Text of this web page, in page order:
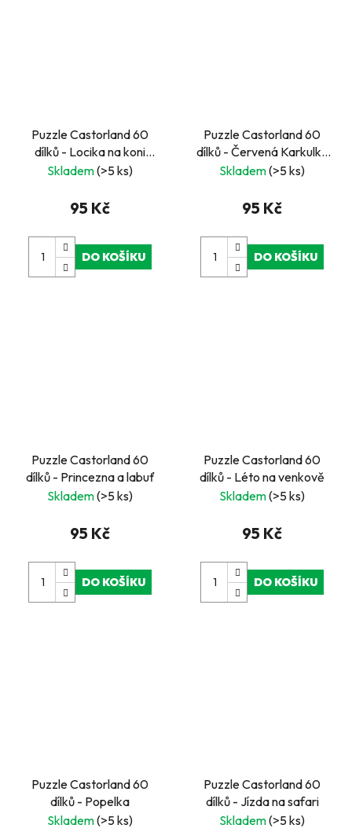
Puzzle Castorland 60
dílků - Locika na koni
(Rapunzel)
Skladem(>5 ks)
95 Kč
DO KOŠÍKU
Puzzle Castorland 60
dílků - Červená Karkulka
s vlkem
Skladem(>5 ks)
95 Kč
DO KOŠÍKU
Puzzle Castorland 60
dílků - Princezna a labuť
Skladem(>5 ks)
95 Kč
DO KOŠÍKU
Puzzle Castorland 60
dílků - Léto na venkově
Skladem(>5 ks)
95 Kč
DO KOŠÍKU
Puzzle Castorland 60
dílků - Popelka
Skladem(>5 ks)
Puzzle Castorland 60
dílků - Jízda na safari
Skladem(>5 ks)